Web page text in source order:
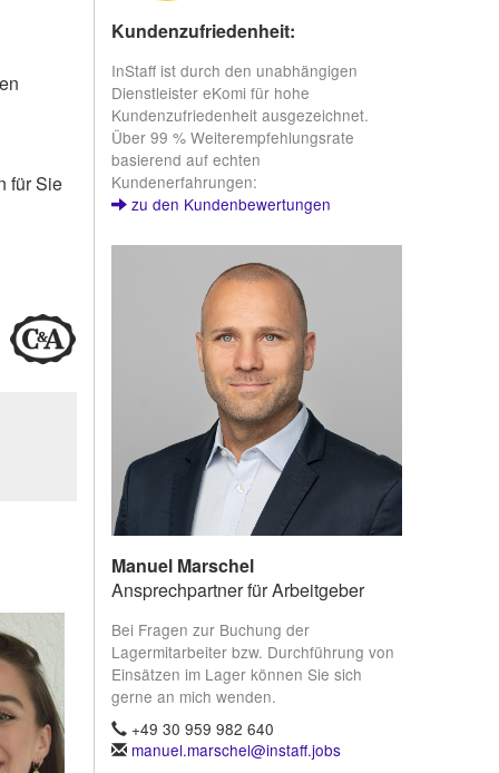
für Sie
Kundenzufriedenheit:
InStaff ist durch den unabhängigen
Dienstleister eKomi für hohe
Kundenzufriedenheit ausgezeichnet.
Über 99 % Weiterempfehlungsrate
basierend auf echten
Kundenerfahrungen:
zu den Kundenbewertungen
Manuel Marschel
Ansprechpartner für Arbeitgeber
Bei Fragen zur Buchung der
Lagermitarbeiter bzw. Durchführung von
Einsätzen im Lager können Sie sich
gerne an mich wenden.
+49 30 959 982 640
manuel.marschel@instaff.jobs